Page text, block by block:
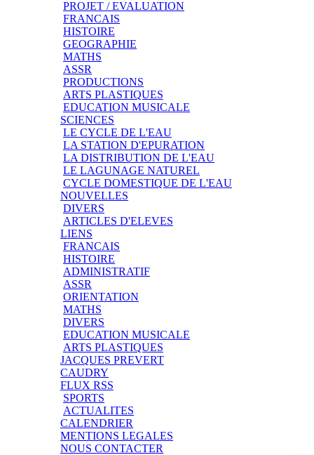
PROJET / EVALUATION
FRANCAIS
HISTOIRE
GEOGRAPHIE
MATHS
ASSR
PRODUCTIONS
ARTS PLASTIQUES
EDUCATION MUSICALE
SCIENCES
LE CYCLE DE L'EAU
LA STATION D'EPURATION
LA DISTRIBUTION DE L'EAU
LE LAGUNAGE NATUREL
CYCLE DOMESTIQUE DE L'EAU
NOUVELLES
DIVERS
ARTICLES D'ELEVES
LIENS
FRANCAIS
HISTOIRE
ADMINISTRATIF
ASSR
ORIENTATION
MATHS
DIVERS
EDUCATION MUSICALE
ARTS PLASTIQUES
JACQUES PREVERT
CAUDRY
FLUX RSS
SPORTS
ACTUALITES
CALENDRIER
MENTIONS LEGALES
NOUS CONTACTER